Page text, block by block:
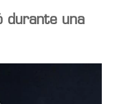
durante una